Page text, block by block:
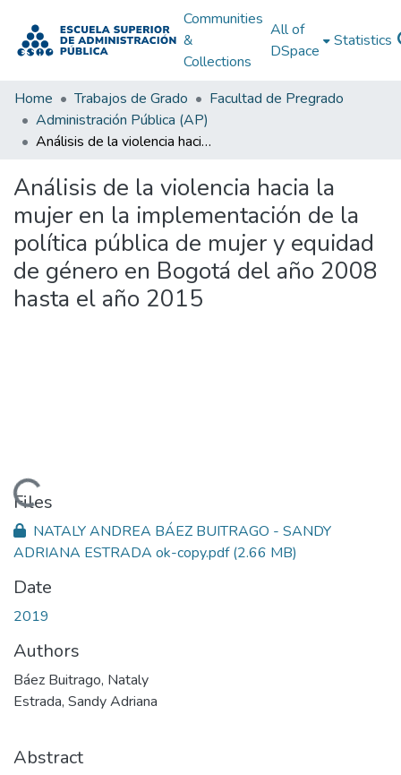
Communities
&
Collections
All of
DSpace
Statistics
Home Trabajos de Grado
Facultad de Pregrado
Administración Pública (AP)
Análisis de la violencia hacia la mujer en la implementación de la política pública de mujer y equidad de género en Bogotá del año 2008 hasta el año 2015
Análisis de la violencia hacia la
mujer en la implementación de la
política pública de mujer y equidad
de género en Bogotá del año 2008
hasta el año 2015
Loading...
Files
NATALY ANDREA BÁEZ BUITRAGO - SANDY
ADRIANA ESTRADA ok-copy.pdf(2.66 MB)
Date
2019
Authors
Báez Buitrago, Nataly
Estrada, Sandy Adriana
Abstract